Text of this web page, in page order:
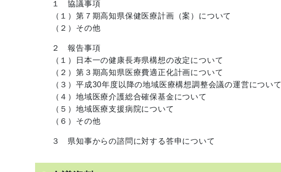
１ 協議事項
（１）第７期高知県保健医療計画（案）について
（２）その他
２ 報告事項
（１）日本一の健康長寿県構想の改定について
（２）第３期高知県医療費適正化計画について
（３）平成30年度以降の地域医療構想調整会議の運営について
（４）地域医療介護総合確保基金について
（５）地域医療支援病院について
（６）その他
３ 県知事からの諮問に対する答申について